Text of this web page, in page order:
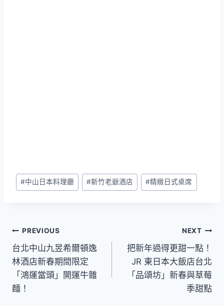
Post
Tags:
#中山日本料理廳 #新竹老爺酒店 #精緻日式桌席
文
章
導
覽
PREVIOUS
台北中山九昱希爾頓逸
林酒店新春期間限定
「鴻運當頭」開運牛雜
麵！
NEXT
把新年過得更甜一點！
JR 東日本大飯店台北
「品頌坊」新春與草莓
季甜點